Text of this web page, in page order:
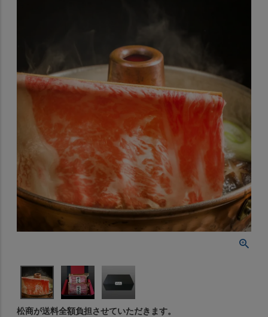
松商が送料全額負担させていただきます。